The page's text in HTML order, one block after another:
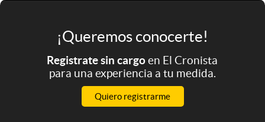
¡Queremos conocerte!
Registrate sin cargoen El Cronista
para una experiencia a tu medida.
Quiero registrarme